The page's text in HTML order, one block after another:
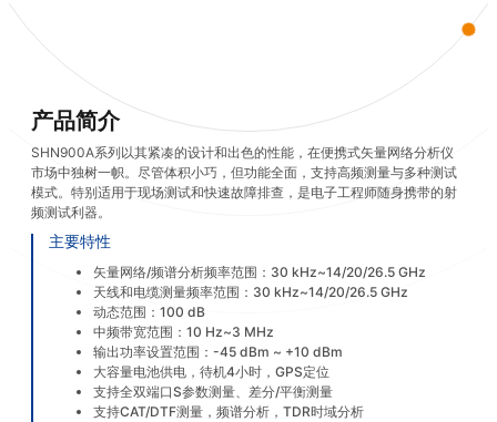
产品简介
SHN900A系列以其紧凑的设计和出色的性能，在便携式矢量网络分析仪
市场中独树一帜。尽管体积小巧，但功能全面，支持高频测量与多种测试
模式。特别适用于现场测试和快速故障排查，是电子工程师随身携带的射
频测试利器。
主要特性
矢量网络/频谱分析频率范围：30 kHz~14/20/26.5 GHz
天线和电缆测量频率范围：30 kHz~14/20/26.5 GHz
动态范围：100 dB
中频带宽范围：10 Hz~3 MHz
输出功率设置范围：-45 dBm ~ +10 dBm
大容量电池供电，待机4小时，GPS定位
支持全双端口S参数测量、差分/平衡测量
支持CAT/DTF测量，频谱分析，TDR时域分析